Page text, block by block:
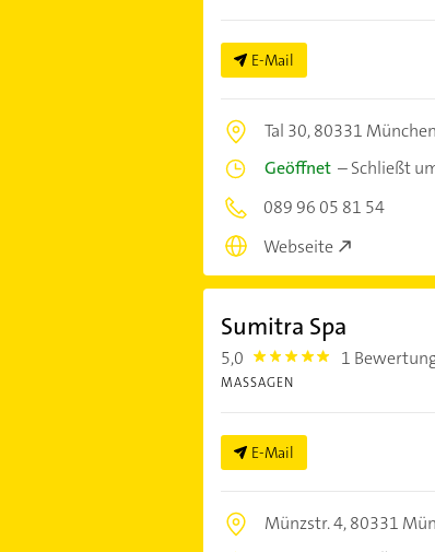
E-Mail
Tal 30,80331 München
Geöffnet–Schließt
089 96 05 81 54
Webseite
Sumitra Spa
5,0 5.0 1
MASSAGEN
E-Mail
Münzstr. 4,80331